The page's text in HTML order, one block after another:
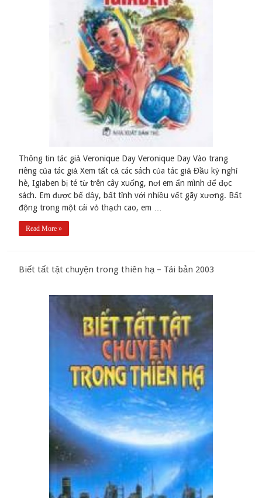
Thông tin tác giả Veronique Day Veronique Day Vào trang
riêng của tác giả Xem tất cả các sách của tác giả Đầu kỳ nghỉ
hè, Igiaben bị té từ trên cây xuống, nơi em ẩn mình để đọc
sách. Em được bế dậy, bất tỉnh với nhiều vết gãy xương. Bất
động trong một cái vỏ thạch cao, em …
Read More »
Biết tất tật chuyện trong thiên hạ – Tái bản 2003